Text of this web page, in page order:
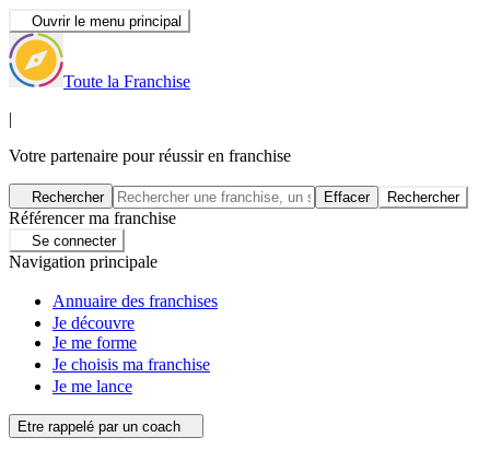
Ouvrir le menu principal
Toute la Franchise
|
Votre partenaire pour réussir en franchise
Rechercher Effacer Rechercher
Référencer ma franchise
Se connecter
Navigation principale
Annuaire des franchises
Je découvre
Je me forme
Je choisis ma franchise
Je me lance
Etre rappelé par un coach